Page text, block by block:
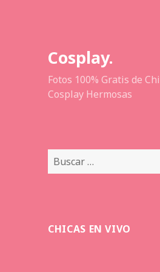
Cosplay.
Fotos 100% Gratis de
Cosplay Hermosas
Buscar:
CHICAS EN VIVO